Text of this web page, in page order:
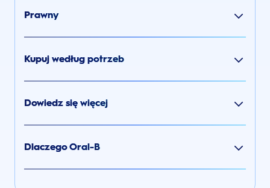
Prawny
Kupuj według potrzeb
Dowiedz się więcej
Dlaczego Oral-B